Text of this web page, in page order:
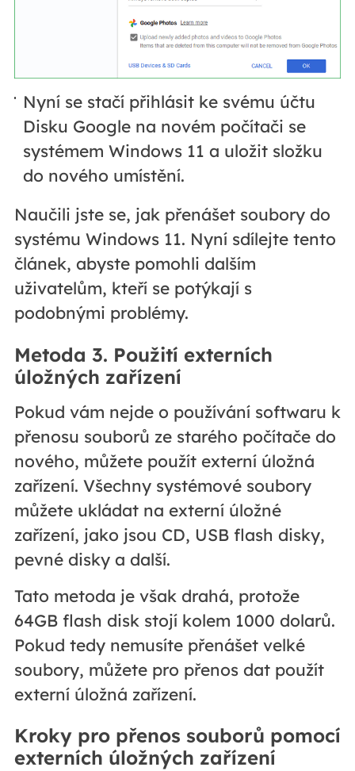
Nyní se stačí přihlásit ke svému účtu
Disku Google na novém počítači se
systémem Windows 11 a uložit složku
do nového umístění.
Naučili jste se, jak přenášet soubory do
systému Windows 11. Nyní sdílejte tento
článek, abyste pomohli dalším
uživatelům, kteří se potýkají s
podobnými problémy.
Metoda 3. Použití externích
úložných zařízení
Pokud vám nejde o používání softwaru k
přenosu souborů ze starého počítače do
nového, můžete použít externí úložná
zařízení. Všechny systémové soubory
můžete ukládat na externí úložné
zařízení, jako jsou CD, USB flash disky,
pevné disky a další.
Tato metoda je však drahá, protože
64GB flash disk stojí kolem 1000 dolarů.
Pokud tedy nemusíte přenášet velké
soubory, můžete pro přenos dat použít
externí úložná zařízení.
Kroky pro přenos souborů pomocí
externích úložných zařízení